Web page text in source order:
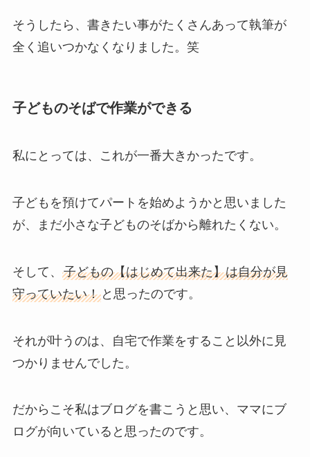
そうしたら、書きたい事がたくさんあって執筆が
全く追いつかなくなりました。笑
子どものそばで作業ができる
私にとっては、これが一番大きかったです。
子どもを預けてパートを始めようかと思いました
が、まだ小さな子どものそばから離れたくない。
そして、 子どもの【はじめて出来た】は自分が見
守っていたい！と思ったのです。
それが叶うのは、自宅で作業をすること以外に見
つかりませんでした。
だからこそ私はブログを書こうと思い、ママにブ
ログが向いていると思ったのです。